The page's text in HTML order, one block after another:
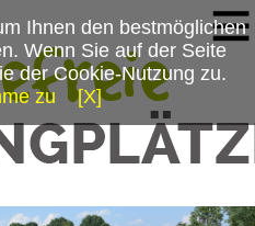
Ihnen den bestmöglichen
Wenn Sie auf der Seite
der Cookie-Nutzung zu.
zu
[X]